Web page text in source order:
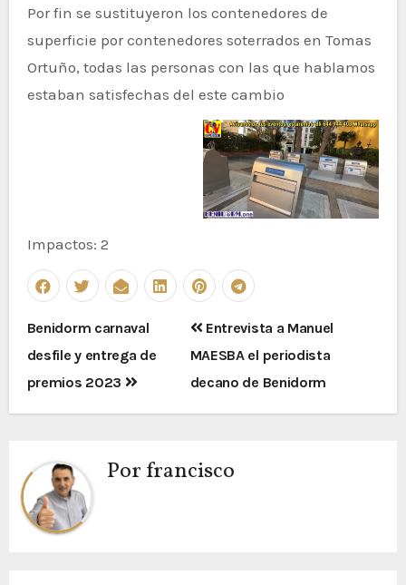
Por fin se sustituyeron los contenedores de
superficie por contenedores soterrados en Tomas
Ortuño, todas las personas con las que hablamos
estaban satisfechas del este cambio
Impactos: 2
Navegación
de
entradas
Benidorm carnaval
desfile y entrega de
premios 2023
Entrevista a Manuel
MAESBA el periodista
decano de Benidorm
Por francisco